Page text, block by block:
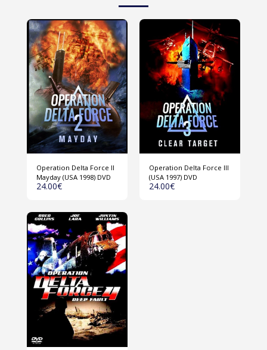
Operation Delta Force II
Mayday (USA 1998) DVD
24.00€
Operation Delta Force III
(USA 1997) DVD
24.00€